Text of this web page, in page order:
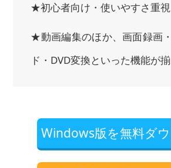
★初心者向け・使いやすさ重視
★動画編集のほか、画面録画
ド・DVD変換といった機能が
Windows版を無料ダ